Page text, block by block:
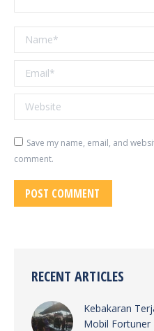
Name *
Email *
Website
Save my name, email, and
comment.
POST COMMENT
RECENT ARTICLES
Kebakaran
Mobil Fortuner